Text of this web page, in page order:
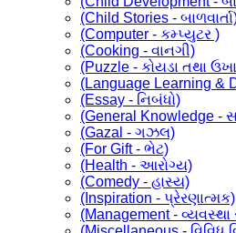
(Child Stories -
(Computer - કમ્પ્યુટર )
(Cooking - વાનગી)
(Puzzle - કોયડા તથા
(Language Learning &
(Essay - નિબંધો)
(General Knowledge -
(Gazal - ગઝલ)
(For Gift - ભેટ)
(Health - આરોગ્ય)
(Comedy - હાસ્ય)
(Inspiration - પ્રેરણાત્મક)
(Management -